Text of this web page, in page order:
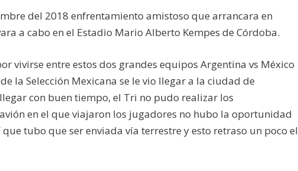
del 2018 enfrentamiento amistoso que arrancara en
a cabo en el Estadio Mario Alberto Kempes de Córdoba.
vivirse entre estos dos grandes equipos Argentina vs México
la Selección Mexicana se le vio llegar a la ciudad de
con buen tiempo, el Tri no pudo realizar los
en el que viajaron los jugadores no hubo la oportunidad
tubo que ser enviada vía terrestre y esto retraso un poco el